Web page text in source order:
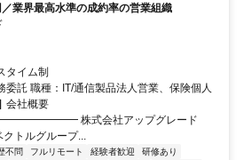
業界最高水準の成約率の営業組織
タイム制
委託 職種：IT/通信製品法人営業、保険個人
会社概要
株式会社アップグレード
トルグループ...
不問 フルリモート 経験者歓迎
研修あり